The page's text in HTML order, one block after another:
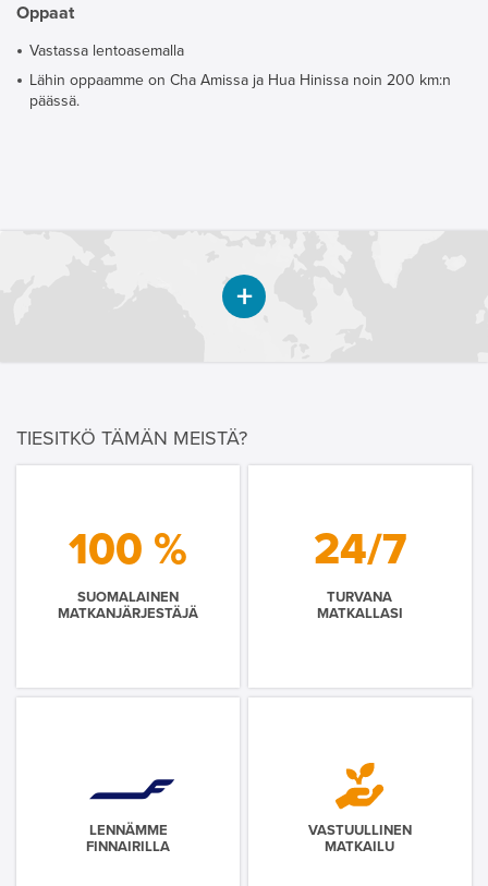
Oppaat
Vastassa lentoasemalla
Lähin oppaamme on Cha Amissa ja Hua Hinissa noin 200 km:n
päässä.
TIESITKÖ TÄMÄN MEISTÄ?
100 %
SUOMALAINEN
MATKANJÄRJESTÄJÄ
24/7
TURVANA
MATKALLASI
LENNÄMME
FINNAIRILLA
VASTUULLINEN
MATKAILU